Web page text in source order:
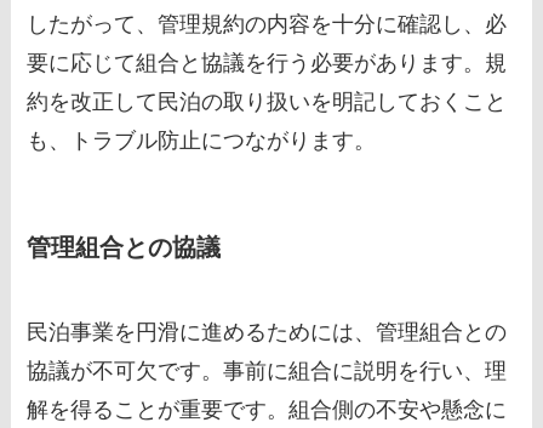
したがって、管理規約の内容を十分に確認し、必
要に応じて組合と協議を行う必要があります。規
約を改正して民泊の取り扱いを明記しておくこと
も、トラブル防止につながります。
管理組合との協議
民泊事業を円滑に進めるためには、管理組合との
協議が不可欠です。事前に組合に説明を行い、理
解を得ることが重要です。組合側の不安や懸念に